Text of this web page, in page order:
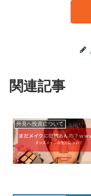
関連記事
外見へ投資について